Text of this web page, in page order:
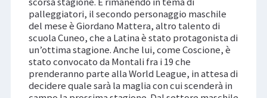
palleggiatori, il secondo personaggio maschile
del mese è Giordano Mattera, altro talento di
scuola Cuneo, che a Latina è stato protagonista di
un’ottima stagione. Anche lui, come Coscione, è
stato convocato da Montali fra i 19 che
prenderanno parte alla World League, in attesa di
decidere quale sarà la maglia con cui scenderà in